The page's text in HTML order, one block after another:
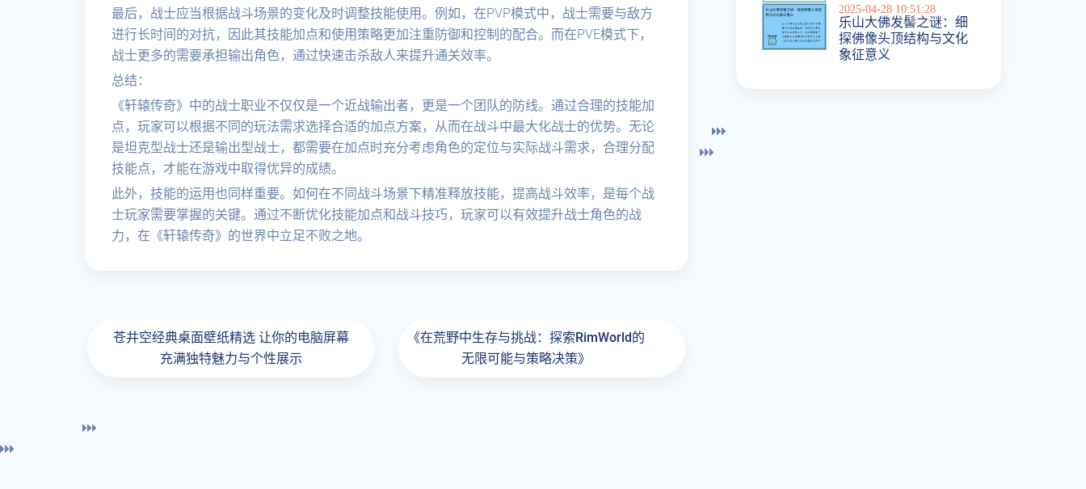
最后，战士应当根据战斗场景的变化及时调整技能使用。例如，在PVP模式中，战士需要与敌方
进行长时间的对抗，因此其技能加点和使用策略更加注重防御和控制的配合。而在PVE模式下，
战士更多的需要承担输出角色，通过快速击杀敌人来提升通关效率。
总结：
《轩辕传奇》中的战士职业不仅仅是一个近战输出者，更是一个团队的防线。通过合理的技能加
点，玩家可以根据不同的玩法需求选择合适的加点方案，从而在战斗中最大化战士的优势。无论
是坦克型战士还是输出型战士，都需要在加点时充分考虑角色的定位与实际战斗需求，合理分配
技能点，才能在游戏中取得优异的成绩。
此外，技能的运用也同样重要。如何在不同战斗场景下精准释放技能，提高战斗效率，是每个战
士玩家需要掌握的关键。通过不断优化技能加点和战斗技巧，玩家可以有效提升战士角色的战
力，在《轩辕传奇》的世界中立足不败之地。
苍井空经典桌面壁纸精选 让你的电脑屏幕
充满独特魅力与个性展示
《在荒野中生存与挑战：探索RimWorld的
无限可能与策略决策》
2025-04-28 10:51:28
乐山大佛发髻之谜：细
探佛像头顶结构与文化
象征意义